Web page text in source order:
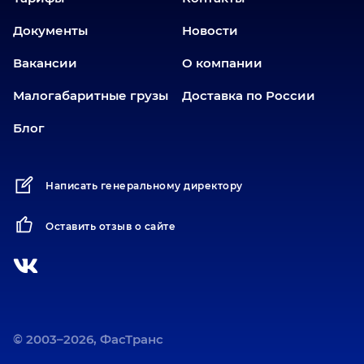
Заводоуковск
Златоуст
Иваново
Казань
Калининград
Карабаш
Карасук
Киров
Документы Новости
Вакансии О компании
Малогабаритные грузы Доставка по России
Блог
Написать генеральному директору
Оставить отзыв о сайте
© 2003–2026, ФасТранс